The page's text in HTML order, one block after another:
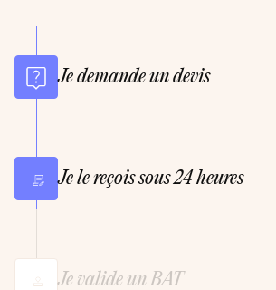
Je demande un devis
Je le reçois sous 24 heures
Je valide un BAT